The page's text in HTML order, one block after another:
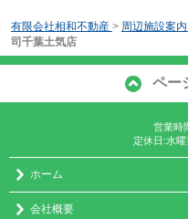
有限会社相和不動産 > 周辺施設案内
司千葉土気店
ペー
営業時
定休日:水
ホーム
会社概要